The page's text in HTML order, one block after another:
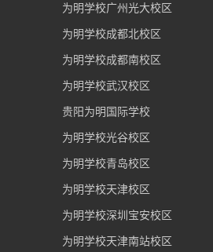
为明学校广州光大校区
为明学校成都北校区
为明学校成都南校区
为明学校武汉校区
贵阳为明国际学校
为明学校光谷校区
为明学校青岛校区
为明学校天津校区
为明学校深圳宝安校区
为明学校天津南站校区